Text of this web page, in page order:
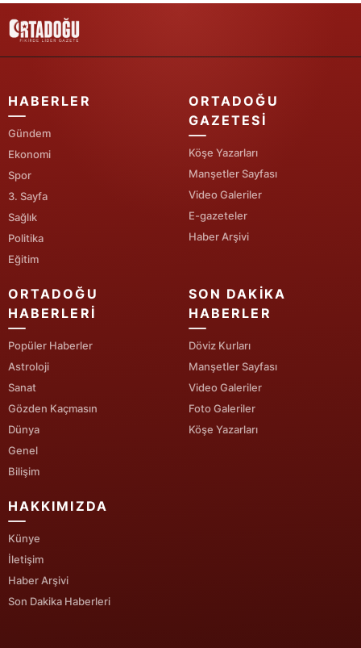
Osmaniye
HABERLER
Gündem
Ekonomi
Spor
3. Sayfa
Sağlık
Politika
Eğitim
ORTADOĞU
GAZETESI
Köşe Yazarları
Manşetler Sayfası
Video Galeriler
E-gazeteler
Haber Arşivi
ORTADOĞU
HABERLERI
Popüler Haberler
Astroloji
Sanat
Gözden Kaçmasın
Dünya
Genel
Bilişim
SON DAKIKA
HABERLER
Döviz Kurları
Manşetler Sayfası
Video Galeriler
Foto Galeriler
Köşe Yazarları
HAKKIMIZDA
Künye
İletişim
Haber Arşivi
Son Dakika Haberleri